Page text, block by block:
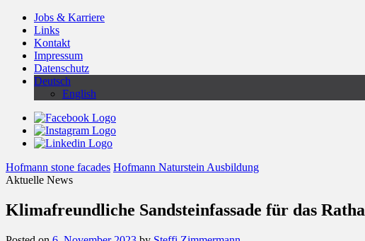
Jobs & Karriere
Links
Kontakt
Impressum
Datenschutz
Deutsch
English
Hofmann stone facades Hofmann Naturstein Ausbildung
Aktuelle News
Klimafreundliche Sandsteinfassade für das